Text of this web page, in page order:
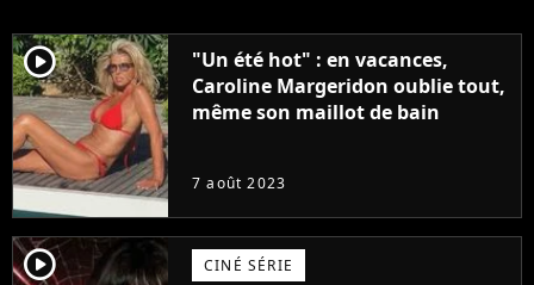
player2
"Un été hot" : en vacances,
Caroline Margeridon oublie tout,
même son maillot de bain
7 août 2023
player2 CINÉ SÉRIE